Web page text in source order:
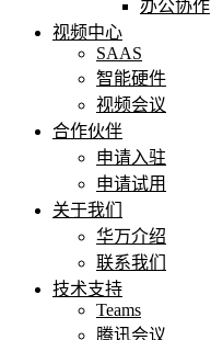
办公协作
视频中心
SAAS
智能硬件
视频会议
合作伙伴
申请入驻
申请试用
关于我们
华万介绍
联系我们
技术支持
Teams
腾讯会议